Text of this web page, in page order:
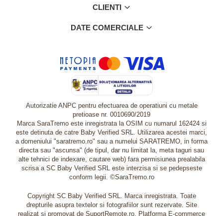
CLIENTI
DATE COMERCIALE
Autorizatie ANPC pentru efectuarea de operatiuni cu metale
pretioase nr. 0010690/2019
Marca SaraTremo este inregistrata la OSIM cu numarul 162424 si
este detinuta de catre Baby Verified SRL. Utilizarea acestei marci,
a domeniului "saratremo.ro" sau a numelui SARATREMO, in forma
directa sau "ascunsa" (de tipul, dar nu limitat la, meta taguri sau
alte tehnici de indexare, cautare web) fara permisiunea prealabila
scrisa a SC Baby Verified SRL este interzisa si se pedepseste
conform legii. ©SaraTremo.ro
Copyright SC Baby Verified SRL. Marca inregistrata. Toate
drepturile asupra textelor si fotografiilor sunt rezervate. Site
realizat si promovat de SuportRemote.ro. Platforma E-commerce